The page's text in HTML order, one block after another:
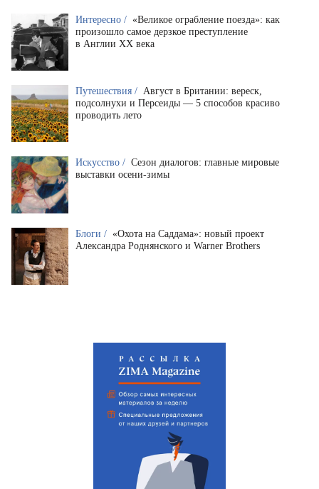
Интересно / «Великое ограбление поезда»: как
произошло самое дерзкое преступление
в Англии XX века
Путешествия / Август в Британии: вереск,
подсолнухи и Персеиды — 5 способов красиво
проводить лето
Искусство / Сезон диалогов: главные мировые
выставки осени-зимы
Блоги / «Охота на Саддама»: новый проект
Александра Роднянского и Warner Brothers